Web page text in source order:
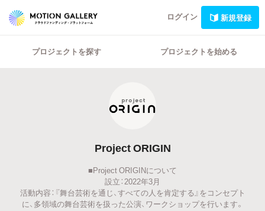
ログイン 新規登録
プロジェクトを探す プロジェクトを始める
Project ORIGIN
■Project ORIGINについて
設立：2022年3月
活動内容：『舞台芸術を通じ、すべての人を肯定する』をコンセプト
に、多領域の舞台芸術を扱った公演、ワークショップを行います。